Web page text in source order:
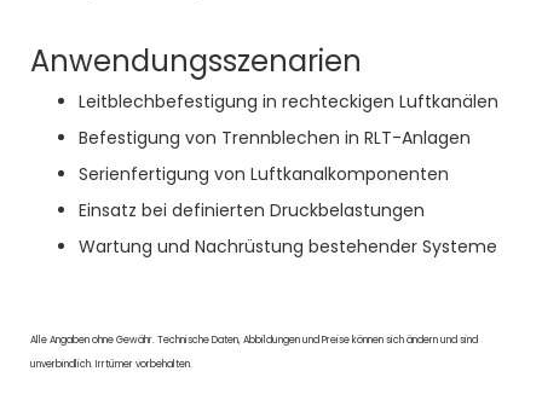
Anwendungsszenarien
Leitblechbefestigung in rechteckigen Luftkanälen
Befestigung von Trennblechen in RLT-Anlagen
Serienfertigung von Luftkanalkomponenten
Einsatz bei definierten Druckbelastungen
Wartung und Nachrüstung bestehender Systeme
Alle Angaben ohne Gewähr. Technische Daten, Abbildungen und Preise können sich ändern und sind
unverbindlich. Irrtümer vorbehalten.